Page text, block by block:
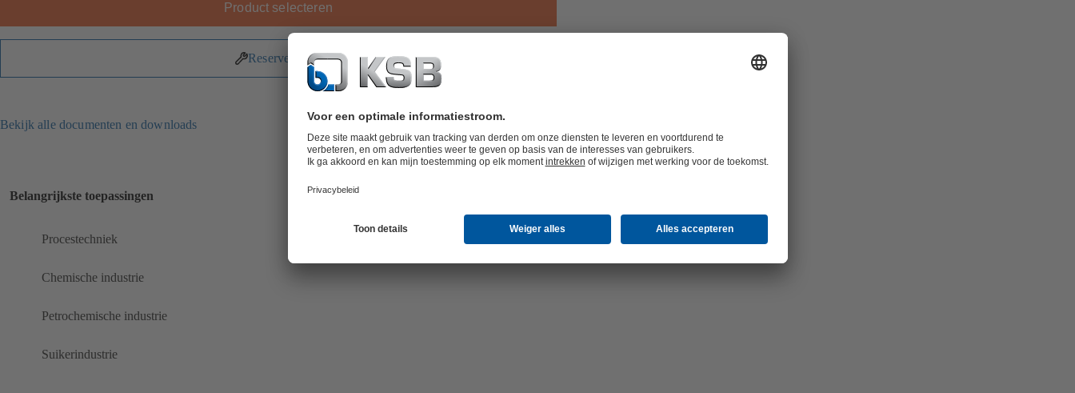
Product selecteren
Reserveonderdelen
Bekijk alle documenten en downloads
Belangrijkste toepassingen
Procestechniek
Chemische industrie
Petrochemische industrie
Suikerindustrie